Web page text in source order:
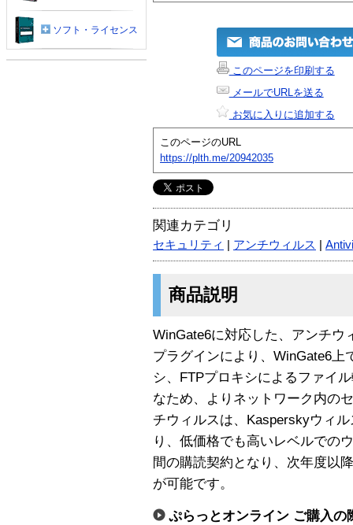
このページを印刷する
メールでURLを送る
お気に入りに追加する
このページのURL
https://plth.me/20942035
関連カテゴリ
セキュリティ アンチウィルス
商品説明
WinGate6に対応した、アンチウ
プラグインにより、WinGate6
シ、FTPプロキシによるファイ
なため、よりネットワーク内の
チウィルスは、Kasperskyウィ
り、低価格でも高いレベルでの
間の購読契約となり、次年度以
が可能です。
ぷらっとオンライン ご購入の
ソフト・ライセンス